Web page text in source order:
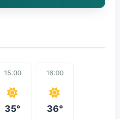
15:00
35°
16:00
36°